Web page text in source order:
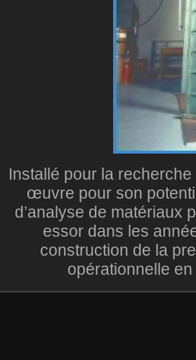
Installé pour la
œuvre pour son
d’analyse de matériaux
essor dans les
construction de la
opérationnelle